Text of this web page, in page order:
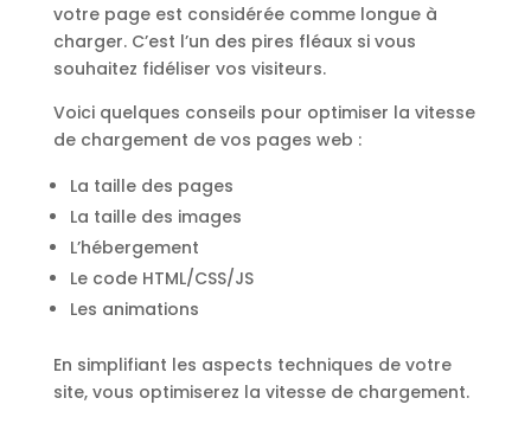
votre page est considérée comme longue à
charger. C’est l’un des pires fléaux si vous
souhaitez fidéliser vos visiteurs.
Voici quelques conseils pour optimiser la vitesse
de chargement de vos pages web :
La taille des pages
La taille des images
L’hébergement
Le code HTML/CSS/JS
Les animations
En simplifiant les aspects techniques de votre
site, vous optimiserez la vitesse de chargement.